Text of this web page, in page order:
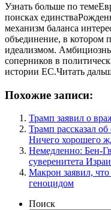
Узнать больше по
поисках
механизм баланса
объединение, в котором
идеализмом.
соперников в
истории ЕС.Читать
Похожие записи:
Трамп заявил о
Трамп рассказал
Ничего хорошего
Немедленно: Бен-
суверенитета
Макрон заявил,
геноцидом
Поиск